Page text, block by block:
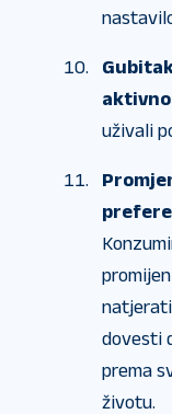
uživali
natjerati
dovesti
prema
životu.